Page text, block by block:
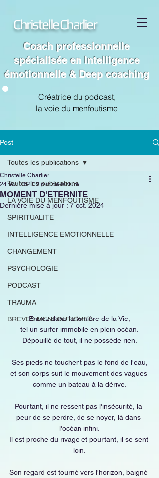
Christelle Charlier
Coach professionnelle
spécialisée en Intelligence
émotionnelle & Deep coaching
Créatrice du podcast,
la voie du menfoutisme
Post
Toutes les publications
LA VOIE DU MENFOUTISME
SPIRITUALITE
INTELLIGENCE EMOTIONNELLE
CHANGEMENT
PSYCHOLOGIE
PODCAST
TRAUMA
BREVES MENFOUTISMES
Toutes les publications
MOMENT D'ETERNITE
Christelle Charlier
24 févr. 2021 2 min de lecture
Dernière mise à jour :7 oct. 2024
Entrez dans la lumière de la Vie,
tel un surfer immobile en plein océan.
Dépouillé de tout, il ne possède rien.
Ses pieds ne touchent pas le fond de l'eau,
et son corps suit le mouvement des vagues
comme un bateau à la dérive.
Pourtant, il ne ressent pas l'insécurité, la
peur de se perdre, de se noyer, là dans
l'océan infini.
Il est proche du rivage et pourtant, il se sent
loin.
Son regard est tourné vers l'horizon, baigné